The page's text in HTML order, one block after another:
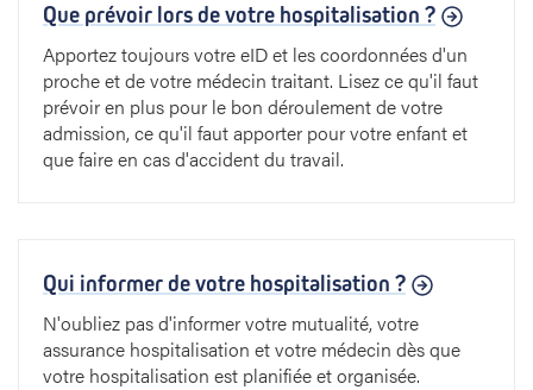
Que prévoir lors de votre hospitalisation ?
Apportez toujours votre eID et les coordonnées d'un
proche et de votre médecin traitant. Lisez ce qu'il faut
prévoir en plus pour le bon déroulement de votre
admission, ce qu'il faut apporter pour votre enfant et
que faire en cas d'accident du travail.
Qui informer de votre hospitalisation ?
N'oubliez pas d'informer votre mutualité, votre
assurance hospitalisation et votre médecin dès que
votre hospitalisation est planifiée et organisée.